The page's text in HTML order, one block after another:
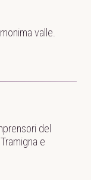
valle.
del
e